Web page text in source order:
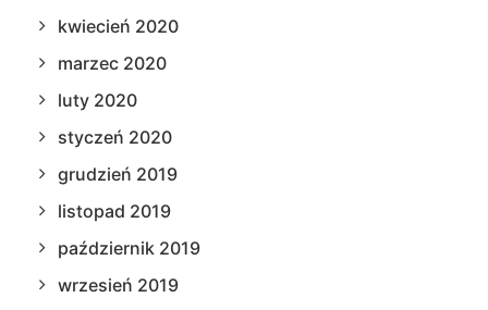
kwiecień 2020
marzec 2020
luty 2020
styczeń 2020
grudzień 2019
listopad 2019
październik 2019
wrzesień 2019